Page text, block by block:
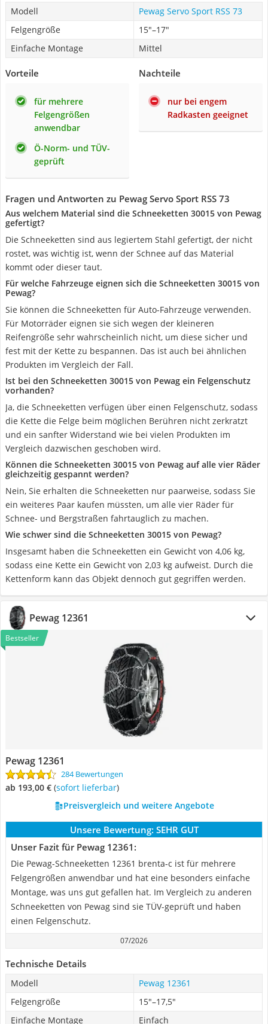
Modell
Pewag Servo Sport RSS 73
Felgengröße
15"–17"
Einfache Montage
Mittel
Vorteile
für mehrere
Felgengrößen
anwendbar
Ö-Norm- und TÜV-
geprüft
Nachteile
nur bei engem
Radkasten geeignet
Fragen und Antworten zu Pewag Servo Sport RSS 73
Aus welchem Material sind die Schneeketten ‎30015 von Pewag
gefertigt?
Die Schneeketten sind aus legiertem Stahl gefertigt, der nicht
rostet, was wichtig ist, wenn der Schnee auf das Material
kommt oder dieser taut.
Für welche Fahrzeuge eignen sich die Schneeketten ‎30015 von
Pewag?
Sie können die Schneeketten für Auto-Fahrzeuge verwenden.
Für Motorräder eignen sie sich wegen der kleineren
Reifengröße sehr wahrscheinlich nicht, um diese sicher und
fest mit der Kette zu bespannen. Das ist auch bei ähnlichen
Produkten im Vergleich der Fall.
Ist bei den Schneeketten ‎30015 von Pewag ein Felgenschutz
vorhanden?
Ja, die Schneeketten verfügen über einen Felgenschutz, sodass
die Kette die Felge beim möglichen Berühren nicht zerkratzt
und ein sanfter Widerstand wie bei vielen Produkten im
Vergleich dazwischen geschoben wird.
Können die Schneeketten ‎30015 von Pewag auf alle vier Räder
gleichzeitig gespannt werden?
Nein, Sie erhalten die Schneeketten nur paarweise, sodass Sie
ein weiteres Paar kaufen müssten, um alle vier Räder für
Schnee- und Bergstraßen fahrtauglich zu machen.
Wie schwer sind die Schneeketten ‎30015 von Pewag?
Insgesamt haben die Schneeketten ein Gewicht von 4,06 kg,
sodass eine Kette ein Gewicht von 2,03 kg aufweist. Durch die
Kettenform kann das Objekt dennoch gut gegriffen werden.
Pewag 12361
Bestseller
Pewag 12361
284 Bewertungen
ab 193,00 € ( Sofort lieferbar)
Preisvergleich und weitere Angebote
Unsere Bewertung: SEHR GUT
Unser Fazit für Pewag 12361:
Die Pewag-Schneeketten 12361 brenta-c ist für mehrere
Felgengrößen anwendbar und hat eine besonders einfache
Montage, was uns gut gefallen hat. Im Vergleich zu anderen
Schneeketten von Pewag sind sie TÜV-geprüft und haben
einen Felgenschutz.
07/2026
Technische Details
Modell
Pewag 12361
Felgengröße
15"–17,5"
Einfache Montage
Einfach